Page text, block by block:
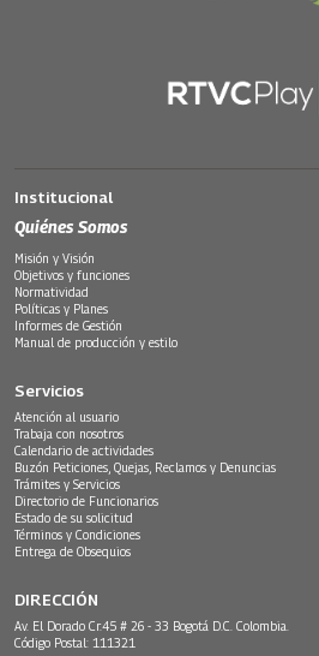
Institucional
Quiénes Somos
Misión y Visión
Objetivos y funciones
Normatividad
Políticas y Planes
Informes de Gestión
Manual de producción y estilo
Servicios
Atención al usuario
Trabaja con nosotros
Calendario de actividades
Buzón Peticiones, Quejas, Reclamos y Denuncias
Trámites y Servicios
Directorio de Funcionarios
Estado de su solicitud
Términos y Condiciones
Entrega de Obsequios
DIRECCIÓN
Av. El Dorado Cr.45 # 26 - 33 Bogotá D.C. Colombia.
Código Postal: 111321